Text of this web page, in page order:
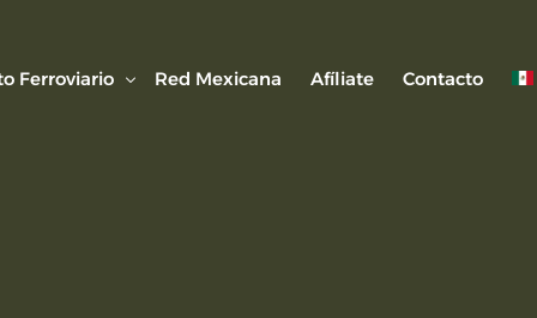
Ferroviario Red Mexicana Afíliate Contacto